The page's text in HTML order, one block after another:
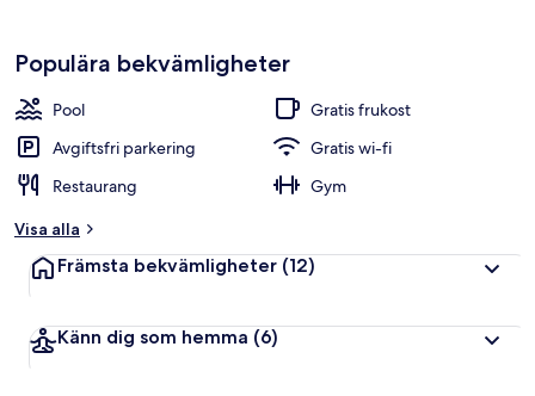
Populära bekvämligheter
Pool
Gratis frukost
Avgiftsfri parkering
Gratis wi-fi
Restaurang
Gym
Visa alla
Främsta bekvämligheter (12)
Känn dig som hemma (6)